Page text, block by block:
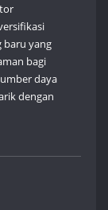
baru yang
bagi
daya
dengan